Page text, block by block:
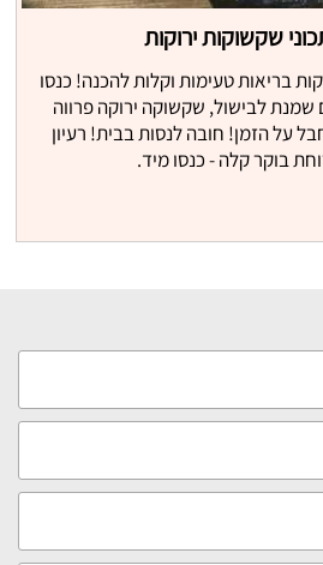
שקשוקות ירוקות
בריאות טעימות וקלות להכנה! כנסו
לבישול, שקשוקה ירוקה פרווה
על הזמן! חובה לנסות בבית! רעיון
בוקר קלה - כנסו מיד.